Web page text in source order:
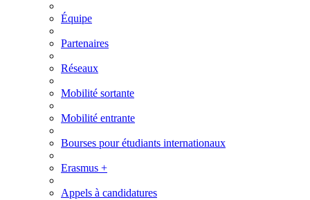
Équipe
Partenaires
Réseaux
Mobilité sortante
Mobilité entrante
Bourses pour étudiants internationaux
Erasmus +
Appels à candidatures